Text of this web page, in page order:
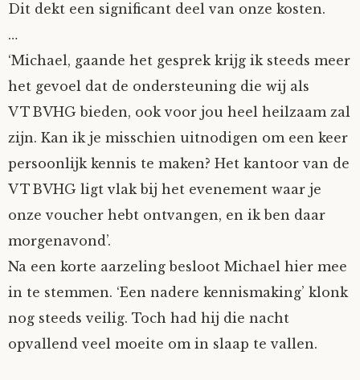
Dit dekt een significant deel van onze kosten.
…
‘Michael, gaande het gesprek krijg ik steeds meer
het gevoel dat de ondersteuning die wij als
VTBVHG bieden, ook voor jou heel heilzaam zal
zijn. Kan ik je misschien uitnodigen om een keer
persoonlijk kennis te maken? Het kantoor van de
VTBVHG ligt vlak bij het evenement waar je
onze voucher hebt ontvangen, en ik ben daar
morgenavond’.
Na een korte aarzeling besloot Michael hier mee
in te stemmen. ‘Een nadere kennismaking’ klonk
nog steeds veilig. Toch had hij die nacht
opvallend veel moeite om in slaap te vallen.